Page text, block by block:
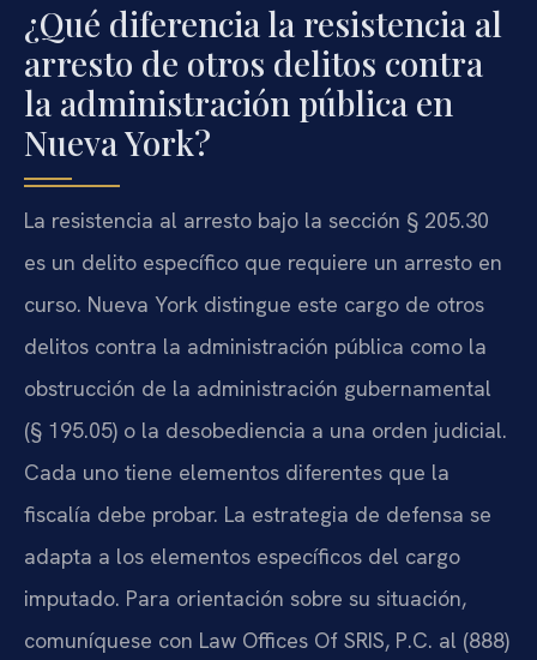
¿Qué diferencia la resistencia al
arresto de otros delitos contra
la administración pública en
Nueva York?
La resistencia al arresto bajo la sección § 205.30
es un delito específico que requiere un arresto en
curso. Nueva York distingue este cargo de otros
delitos contra la administración pública como la
obstrucción de la administración gubernamental
(§ 195.05) o la desobediencia a una orden judicial.
Cada uno tiene elementos diferentes que la
fiscalía debe probar. La estrategia de defensa se
adapta a los elementos específicos del cargo
imputado. Para orientación sobre su situación,
comuníquese con Law Offices Of SRIS, P.C. al (888)